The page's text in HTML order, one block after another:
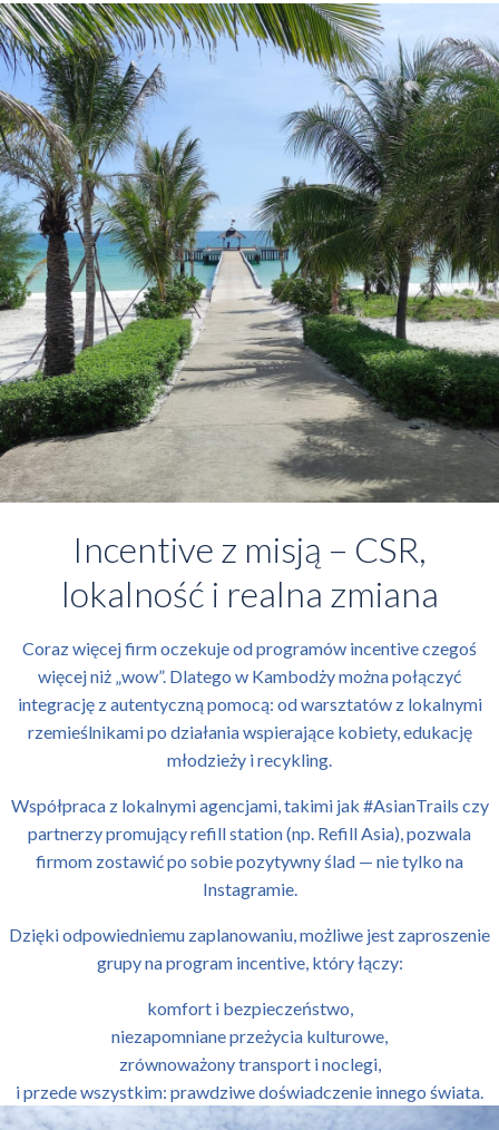
Incentive z misją – CSR,
lokalność i realna zmiana
Coraz więcej firm oczekuje od programów incentive czegoś
więcej niż „wow”. Dlatego w Kambodży można połączyć
integrację z autentyczną pomocą: od warsztatów z lokalnymi
rzemieślnikami po działania wspierające kobiety, edukację
młodzieży i recykling.
Współpraca z lokalnymi agencjami, takimi jak #AsianTrails czy
partnerzy promujący refill station (np. Refill Asia), pozwala
firmom zostawić po sobie pozytywny ślad — nie tylko na
Instagramie.
Dzięki odpowiedniemu zaplanowaniu, możliwe jest zaproszenie
grupy na program incentive, który łączy:
komfort i bezpieczeństwo,
niezapomniane przeżycia kulturowe,
zrównoważony transport i noclegi,
i przede wszystkim: prawdziwe doświadczenie innego świata.